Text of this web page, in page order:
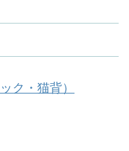
ク・猫背）